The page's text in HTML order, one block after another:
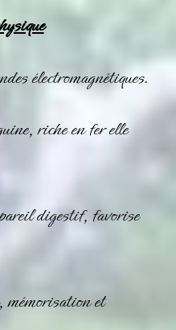
électromagnétiques.
riche en fer elle
digestif, favorise
mémorisation et